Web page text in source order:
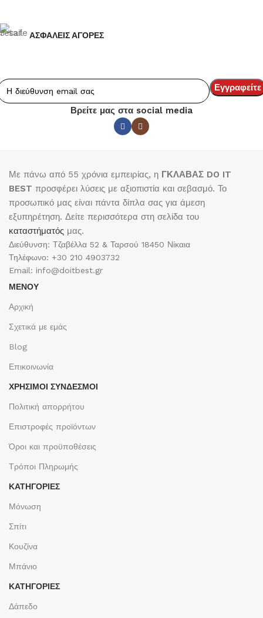
ΑΣΦΑΛΕΙΣ ΑΓΟΡΕΣ
Βρείτε μας στα social media
Με πάνω από 55 χρόνια εμπειρίας, η ΓΚΛΑΒΑΣ DO IT
BEST προσφέρει λύσεις με αξιοπιστία και σεβασμό. Το
προσωπικό μας είναι πάντα δίπλα σας για άμεση
εξυπηρέτηση. Δείτε περισσότερα στη σελίδα του
καταστήματός μας.
Διεύθυνση: Τζαβέλλα 52 & Ταρσού 18450 Νίκαια
Τηλέφωνο: +30 210 4903732
Email: info@doitbest.gr
ΜΕΝΟΥ
Αρχική
Σχετικά με εμάς
Blog
Επικοινωνία
ΧΡΉΣΙΜΟΙ ΣΎΝΔΕΣΜΟΙ
Πολιτική απορρήτου
Επιστροφές προϊόντων
Όροι και προϋποθέσεις
Τρόποι Πληρωμής
ΚΑΤΗΓΟΡΙΕΣ
Μόνωση
Σπίτι
Κουζίνα
Μπάνιο
ΚΑΤΗΓΟΡΙΕΣ
Δάπεδο